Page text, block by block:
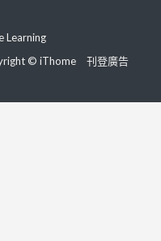
Learning
© iThome
刊登廣告